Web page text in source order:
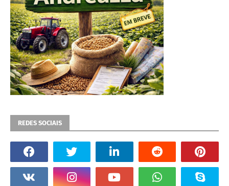
REDES SOCIAIS